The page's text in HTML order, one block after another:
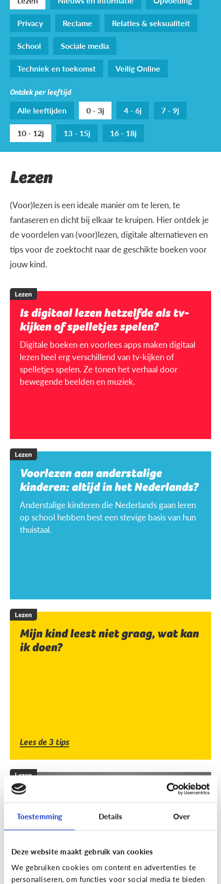
Toestemming Details Over
Deze website maakt gebruik van cookies
We gebruiken cookies om content en advertenties te
personaliseren, om functies voor social media te bieden
Privacy
Reclame
Relaties & seksualiteit
School
Sociale media
Techniek en toekomst
Veilig Online
Ontdek per leeftijd
Alle leeftijden 0 - 3j 4 - 6j
7 - 9j
10 - 12j
13 - 15j 16 - 18j
Lezen
(Voor)lezen is een ideale manier om te leren, te
fantaseren en dicht bij elkaar te kruipen. Hier ontdek je
de voordelen van (voor)lezen, digitale alternatieven en
tips voor de zoektocht naar de geschikte boeken voor
jouw kind.
Lezen
Is digitaal lezen hetzelfde als tv-
kijken of spelletjes spelen?
Digitale boeken en voorlees apps maken digitaal
lezen heel erg verschillend van tv-kijken of
spelletjes spelen. Ze tonen het verhaal door
bewegende beelden en muziek.
Lezen
Voorlezen aan anderstalige
kinderen: altijd in het Nederlands?
Anderstalige kinderen die Nederlands gaan leren
op school hebben best een stevige basis van hun
thuistaal.
Lezen
Mijn kind leest niet graag, wat kan
ik doen?
Lees de 3 tips
Lezen
Mijn kind kan lezen, heeft het zin
dat ik nog voorlees?